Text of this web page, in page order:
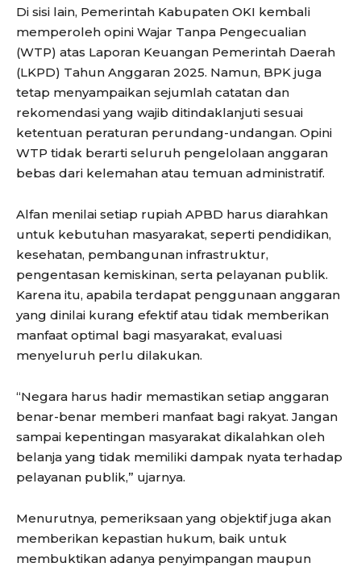
Di sisi lain, Pemerintah Kabupaten OKI kembali
memperoleh opini Wajar Tanpa Pengecualian
(WTP) atas Laporan Keuangan Pemerintah Daerah
(LKPD) Tahun Anggaran 2025. Namun, BPK juga
tetap menyampaikan sejumlah catatan dan
rekomendasi yang wajib ditindaklanjuti sesuai
ketentuan peraturan perundang-undangan. Opini
WTP tidak berarti seluruh pengelolaan anggaran
bebas dari kelemahan atau temuan administratif.
Alfan menilai setiap rupiah APBD harus diarahkan
untuk kebutuhan masyarakat, seperti pendidikan,
kesehatan, pembangunan infrastruktur,
pengentasan kemiskinan, serta pelayanan publik.
Karena itu, apabila terdapat penggunaan anggaran
yang dinilai kurang efektif atau tidak memberikan
manfaat optimal bagi masyarakat, evaluasi
menyeluruh perlu dilakukan.
“Negara harus hadir memastikan setiap anggaran
benar-benar memberi manfaat bagi rakyat. Jangan
sampai kepentingan masyarakat dikalahkan oleh
belanja yang tidak memiliki dampak nyata terhadap
pelayanan publik,” ujarnya.
Menurutnya, pemeriksaan yang objektif juga akan
memberikan kepastian hukum, baik untuk
membuktikan adanya penyimpangan maupun